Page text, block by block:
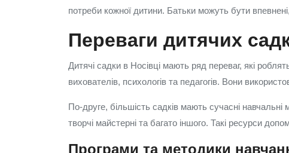
потреби кожної дитини. Батьки можуть бути
Переваги дитячих
Дитячі садки в Носівці мають ряд переваг, які
вихователів, психологів та педагогів. Вони
По-друге, більшість садків мають сучасні
творчі майстерні та багато іншого. Такі ресурси
Програми та методики